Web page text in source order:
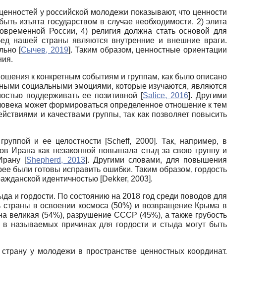
у российской молодежи показывают, что ценности
изъята государством в случае необходимости, 2) элита
России, 4) религия должна стать основой для
нашей страны являются внутренние и внешние враги.
[Сычев, 2019]. Таким образом, ценностные ориентации
к конкретным событиям и группам, как было описано
социальными эмоциями, которые изучаются, являются
поддерживать ее позитивной [Salice, 2016]. Другими
может формироваться определенное отношение к тем
и качествами группы, так как позволяет повысить
и ее целостности [Scheff, 2000]. Так, например, в
Ирана как незаконной повышала стыд за свою группу и
[Shepherd, 2013]. Другими словами, для повышения
были готовы исправить ошибки. Таким образом, гордость
идентичностью [Dekker, 2003].
и гордости. По состоянию на 2018 год среди поводов для
в освоении космоса (50%) и возвращение Крыма в
великая (54%), разрушение СССР (45%), а также грубость
в называемых причинах для гордости и стыда могут быть
у молодежи в пространстве ценностных координат.